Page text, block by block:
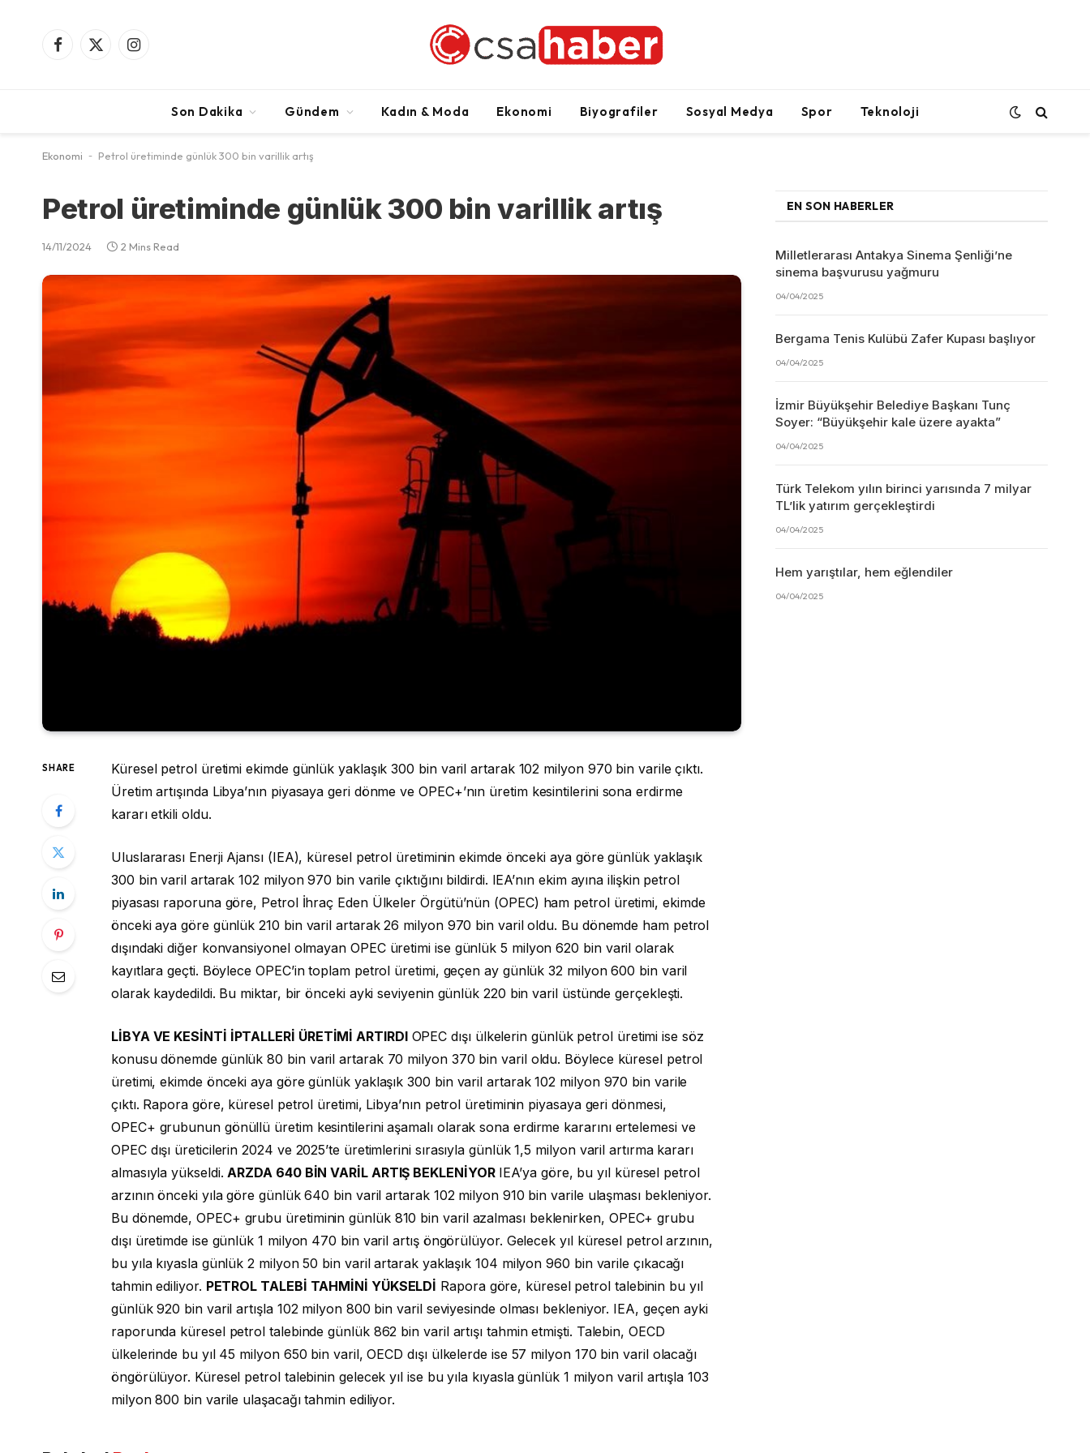
Facebook
X
Instagram
Son Dakika Gündem Kadın & Moda Ekonomi Biyografiler Sosyal Medya Spor Teknoloji
Ekonomi - Petrol üretiminde günlük 300 bin varillik artış
Petrol üretiminde günlük 300 bin varillik artış
14/11/2024 2 Mins Read
SHARE
Küresel petrol üretimi ekimde günlük yaklaşık 300 bin varil artarak 102 milyon 970 bin varile çıktı.
Üretim artışında Libya’nın piyasaya geri dönme ve OPEC+’nın üretim kesintilerini sona erdirme
kararı etkili oldu.
Uluslararası Enerji Ajansı (IEA), küresel petrol üretiminin ekimde önceki aya göre günlük yaklaşık
300 bin varil artarak 102 milyon 970 bin varile çıktığını bildirdi. IEA’nın ekim ayına ilişkin petrol
piyasası raporuna göre, Petrol İhraç Eden Ülkeler Örgütü’nün (OPEC) ham petrol üretimi, ekimde
önceki aya göre günlük 210 bin varil artarak 26 milyon 970 bin varil oldu. Bu dönemde ham petrol
dışındaki diğer konvansiyonel olmayan OPEC üretimi ise günlük 5 milyon 620 bin varil olarak
kayıtlara geçti. Böylece OPEC’in toplam petrol üretimi, geçen ay günlük 32 milyon 600 bin varil
olarak kaydedildi. Bu miktar, bir önceki ayki seviyenin günlük 220 bin varil üstünde gerçekleşti.
LİBYA VE KESİNTİ İPTALLERİ ÜRETİMİ ARTIRDIOPEC dışı ülkelerin günlük petrol üretimi ise söz
konusu dönemde günlük 80 bin varil artarak 70 milyon 370 bin varil oldu. Böylece küresel petrol
üretimi, ekimde önceki aya göre günlük yaklaşık 300 bin varil artarak 102 milyon 970 bin varile
çıktı. Rapora göre, küresel petrol üretimi, Libya’nın petrol üretiminin piyasaya geri dönmesi,
OPEC+ grubunun gönüllü üretim kesintilerini aşamalı olarak sona erdirme kararını ertelemesi ve
OPEC dışı üreticilerin 2024 ve 2025’te üretimlerini sırasıyla günlük 1,5 milyon varil artırma kararı
almasıyla yükseldi. ARZDA 640 BİN VARİL ARTIŞ BEKLENİYORIEA’ya göre, bu yıl küresel petrol
arzının önceki yıla göre günlük 640 bin varil artarak 102 milyon 910 bin varile ulaşması bekleniyor.
Bu dönemde, OPEC+ grubu üretiminin günlük 810 bin varil azalması beklenirken, OPEC+ grubu
dışı üretimde ise günlük 1 milyon 470 bin varil artış öngörülüyor. Gelecek yıl küresel petrol arzının,
bu yıla kıyasla günlük 2 milyon 50 bin varil artarak yaklaşık 104 milyon 960 bin varile çıkacağı
tahmin ediliyor. PETROL TALEBİ TAHMİNİ YÜKSELDİ Rapora göre, küresel petrol talebinin bu yıl
günlük 920 bin varil artışla 102 milyon 800 bin varil seviyesinde olması bekleniyor. IEA, geçen ayki
raporunda küresel petrol talebinde günlük 862 bin varil artışı tahmin etmişti. Talebin, OECD
ülkelerinde bu yıl 45 milyon 650 bin varil, OECD dışı ülkelerde ise 57 milyon 170 bin varil olacağı
öngörülüyor. Küresel petrol talebinin gelecek yıl ise bu yıla kıyasla günlük 1 milyon varil artışla 103
milyon 800 bin varile ulaşacağı tahmin ediliyor.
EN SON HABERLER
Milletlerarası Antakya Sinema Şenliği’ne
sinema başvurusu yağmuru
04/04/2025
Bergama Tenis Kulübü Zafer Kupası başlıyor
04/04/2025
İzmir Büyükşehir Belediye Başkanı Tunç
Soyer: “Büyükşehir kale üzere ayakta”
04/04/2025
Türk Telekom yılın birinci yarısında 7 milyar
TL’lik yatırım gerçekleştirdi
04/04/2025
Hem yarıştılar, hem eğlendiler
04/04/2025